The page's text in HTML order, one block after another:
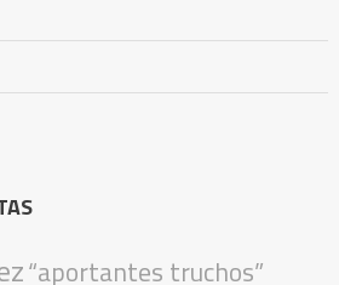
“aportantes truchos”